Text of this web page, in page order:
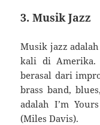
3. Musik Jazz
Musik jazz
kali di Amerika.
berasal dari
brass band,
adalah I’m
(Miles Davis).